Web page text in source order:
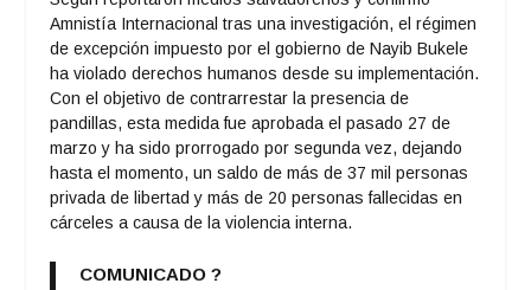
Amnistía Internacional tras una investigación, el régimen
de excepción impuesto por el gobierno de Nayib Bukele
ha violado derechos humanos desde su implementación.
Con el objetivo de contrarrestar la presencia de
pandillas, esta medida fue aprobada el pasado 27 de
marzo y ha sido prorrogado por segunda vez, dejando
hasta el momento, un saldo de más de 37 mil personas
privada de libertad y más de 20 personas fallecidas en
cárceles a causa de la violencia interna.
COMUNICADO ?